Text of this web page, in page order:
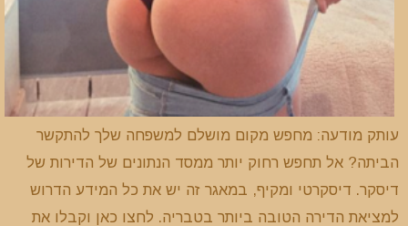
עותק מודעה: מחפש מקום מושלם למשפחה שלך להתקשר
הביתה? אל תחפש רחוק יותר ממסד הנתונים של הדירות של
דיסקר. דיסקרטי ומקיף, במאגר זה יש את כל המידע הדרוש
למציאת הדירה הטובה ביותר בטבריה. לחצו כאן וקבלו את